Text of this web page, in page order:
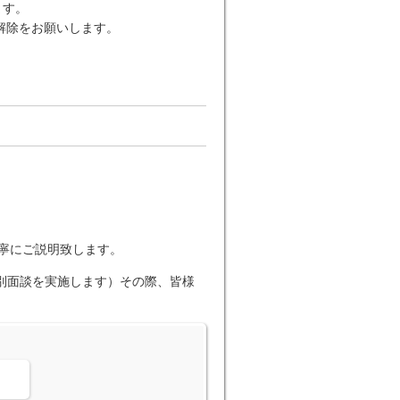
。
をお願いします。
ご説明致します。
談を実施します）その際、皆様